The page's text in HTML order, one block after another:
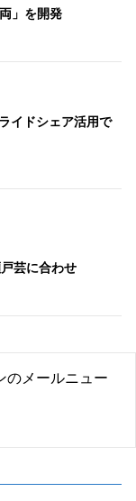
」を開発
イドシェア活用で
芸に合わせ
のメールニュー